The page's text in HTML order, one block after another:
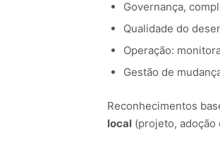
Governança,
Qualidade do
Operação:
Gestão de
Reconhecimentos
local (projeto, adoção